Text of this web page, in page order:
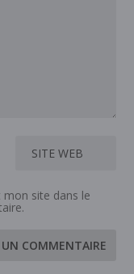
site dans le